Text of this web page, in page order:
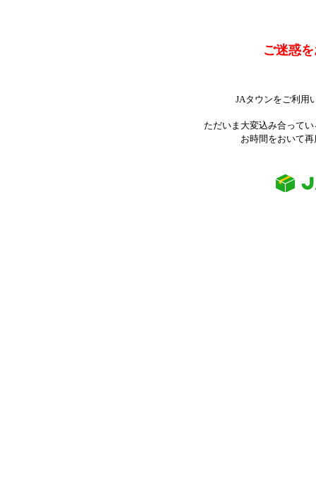
ご迷惑
JAタウンをご利用
ただいま大変込み合って
お時間をおいて